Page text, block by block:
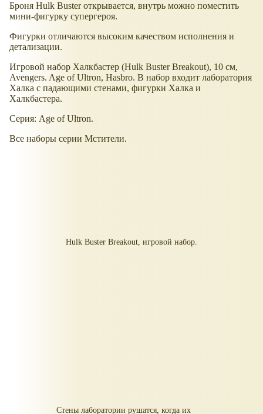
Броня Hulk Buster открывается, внутрь можно поместить
мини-фигурку супергероя.
Фигурки отличаются высоким качеством исполнения и
детализации.
Игровой набор Халкбастер (Hulk Buster Breakout), 10 см,
Avengers. Age of Ultron, Hasbro. В набор входит лаборатория
Халка с падающими стенами, фигурки Халка и
Халкбастера.
Серия: Age of Ultron.
Все наборы серии Мстители.
Hulk Buster Breakout, игровой набор.
Стены лаборатории рушатся, когда их